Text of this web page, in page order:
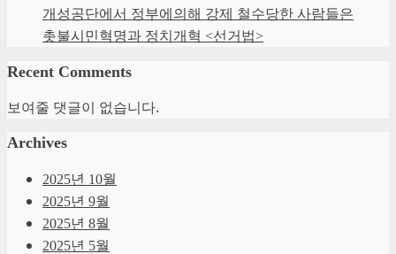
개성공단에서 정부에의해 강제 철수당한 사람들은
촛불시민혁명과 정치개혁 <선거법>
Recent Comments
보여줄 댓글이 없습니다.
Archives
2025년 10월
2025년 9월
2025년 8월
2025년 5월